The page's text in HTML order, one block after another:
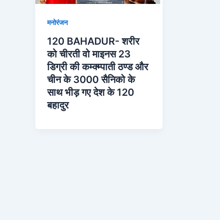
मनोरंजन
120 BAHADUR- शरीर
को चीरती वो माइनस 23
डिग्री की कम्क्म्पाती ठण्ड और
चीन के 3000 सैनिको के
साथ भीड़ गए देश के 120
बहादुर